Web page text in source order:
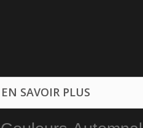
EN SAVOIR PLUS